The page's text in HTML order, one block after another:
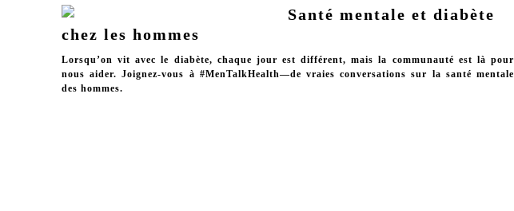
Santé mentale et diabète
chez les hommes
Lorsqu’on vit avec le diabète, chaque jour est différent, mais la communauté est là pour
nous aider. Joignez-vous à #MenTalkHealth—de vraies conversations sur la santé mentale
des hommes.